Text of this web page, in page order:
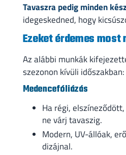
Tavaszra pedig minden
idegeskedned, hogy
Ezeket érdemes
Az alábbi munkák
szezonon kívüli időszakban:
Medencefóliázás
Ha régi,
ne várj tavaszig.
Modern, UV-állóak,
dizájnal.